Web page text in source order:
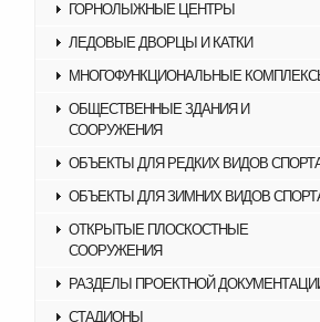
ГОРНОЛЫЖНЫЕ ЦЕНТРЫ
ЛЕДОВЫЕ ДВОРЦЫ И КАТКИ
МНОГОФУНКЦИОНАЛЬНЫЕ
ОБЩЕСТВЕННЫЕ ЗДАНИЯ И
СООРУЖЕНИЯ
ОБЪЕКТЫ ДЛЯ РЕДКИХ ВИДОВ
ОБЪЕКТЫ ДЛЯ ЗИМНИХ ВИДОВ
ОТКРЫТЫЕ ПЛОСКОСТНЫЕ
СООРУЖЕНИЯ
РАЗДЕЛЫ ПРОЕКТНОЙ
СТАДИОНЫ